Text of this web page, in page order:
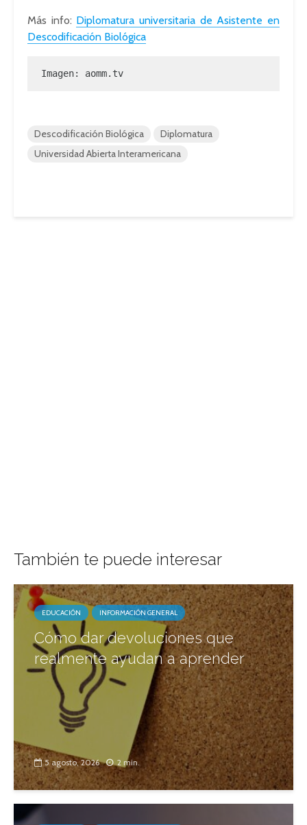
Más info: Diplomatura universitaria de Asistente en
Descodificación Biológica
Imagen: aomm.tv
Descodificación Biológica
Diplomatura
Universidad Abierta Interamericana
También te puede interesar
EDUCACIÓN INFORMACIÓN GENERAL
Cómo dar devoluciones que
realmente ayudan a aprender
5 agosto, 2026 2 min.